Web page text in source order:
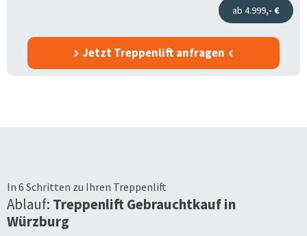
ab 4.999,- €
Jetzt Treppenlift anfragen
In 6 Schritten zu Ihren Treppenlift
Ablauf: Treppenlift Gebrauchtkauf in
Würzburg